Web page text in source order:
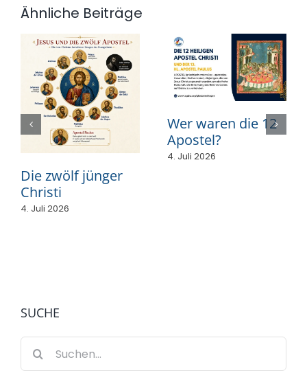
Ähnliche Beiträge
Die zwölf jünger
Christi
4. Juli 2026
Wer waren die 12
Apostel?
4. Juli 2026
SUCHE
Suche
nach: